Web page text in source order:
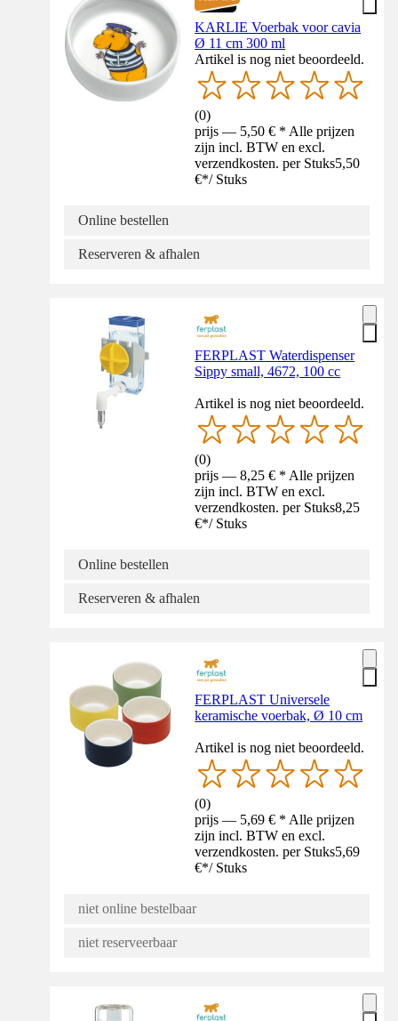
KARLIE Voerbak voor cavia
Ø 11 cm 300 ml
Artikel is nog niet beoordeeld.
(0)
prijs — 5,50 € * Alle prijzen
zijn incl. BTW en excl.
verzendkosten. per Stuks5,50
€*/ Stuks
Online bestellen
Reserveren & afhalen
FERPLAST Waterdispenser
Sippy small, 4672, 100 cc
Artikel is nog niet beoordeeld.
(0)
prijs — 8,25 € * Alle prijzen
zijn incl. BTW en excl.
verzendkosten. per Stuks8,25
€*/ Stuks
Online bestellen
Reserveren & afhalen
FERPLAST Universele
keramische voerbak, Ø 10 cm
Artikel is nog niet beoordeeld.
(0)
prijs — 5,69 € * Alle prijzen
zijn incl. BTW en excl.
verzendkosten. per Stuks5,69
€*/ Stuks
niet online bestelbaar
niet reserveerbaar